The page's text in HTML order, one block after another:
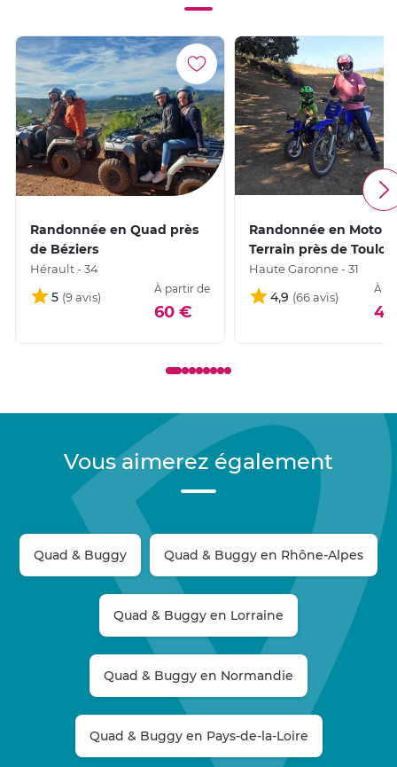
Randonnée en Quad près
de Béziers
Hérault - 34
5
À partir de
60 €
Randonnée en Moto
Terrain près de
Haute Garonne - 31
4,9
À
Vous aimerez également
Quad & Buggy Quad & Buggy en Rhône-Alpes
Quad & Buggy en Lorraine
Quad & Buggy en Normandie
Quad & Buggy en Pays-de-la-Loire